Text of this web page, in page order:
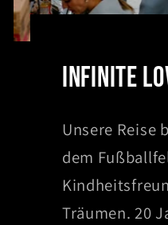
INFINITE
Unsere Reise
dem
Träumen. 20